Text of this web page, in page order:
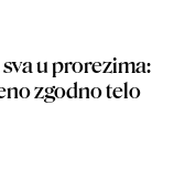
u prorezima:
zgodno telo